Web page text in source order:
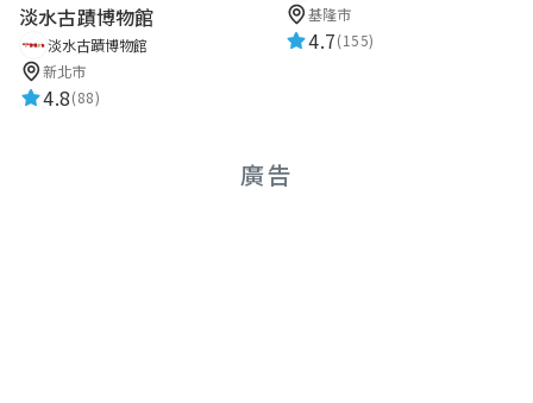
淡水古蹟博物館
淡水古蹟博物館
新北市
4.8(88)
基隆市
4.7(155)
廣告